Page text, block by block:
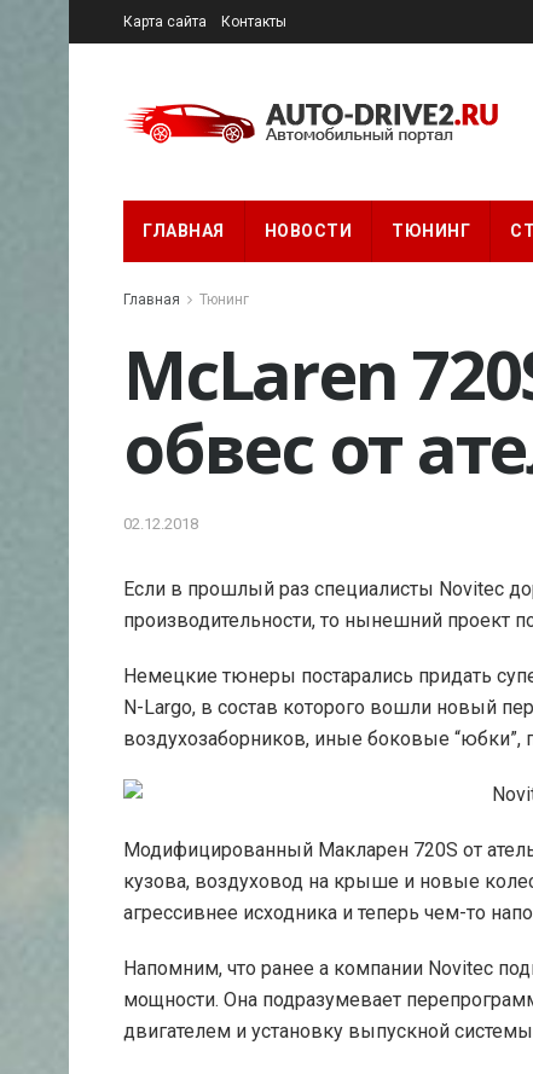
Карта сайта Контакты
ГЛАВНАЯ НОВОСТИ ТЮНИНГ
Главная Тюнинг
McLaren
обвес от
02.12.2018
Если в прошлый раз специалисты Novitec
производительности, то нынешний проект
Немецкие тюнеры постарались придать
N-Largo, в состав которого вошли новый
воздухозаборников, иные боковые
Модифицированный Макларен 720S от
кузова, воздуховод на крыше и новые
агрессивнее исходника и теперь чем-то
Напомним, что ранее а компании Novitec
мощности. Она подразумевает
двигателем и установку выпускной